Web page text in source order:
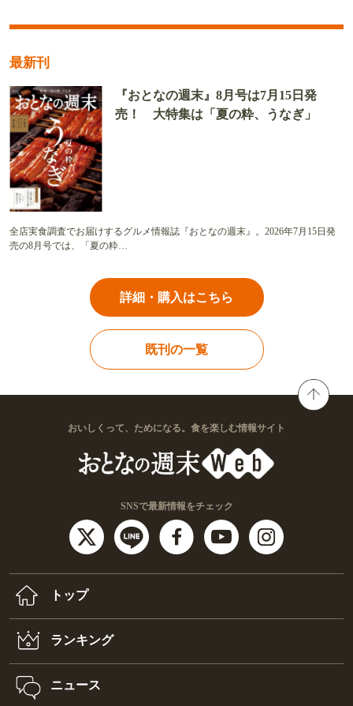
最新刊
『おとなの週末』8月号は7月15日発
売！ 大特集は「夏の粋、うなぎ」
全店実食調査でお届けするグルメ情報誌『おとなの週末』。2026年7月15日発
売の8月号では、「夏の粋…
詳細・購入はこちら
既刊の一覧
おいしくって、ためになる。食を楽しむ情報サイト
SNSで最新情報をチェック
トップ
ランキング
ニュース